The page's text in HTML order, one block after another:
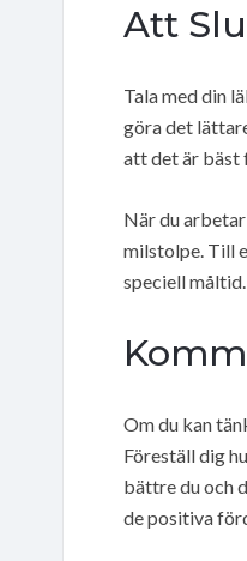
Att
Tala med din
göra det
att det är bäst
När du
milstolpe. Till
speciell
Om du kan
Föreställ dig
bättre du och
de positiva